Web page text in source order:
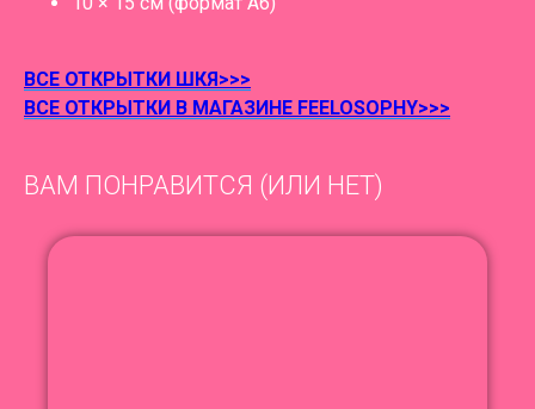
ВСЕ ОТКРЫТКИ ШКЯ>>>
ВСЕ ОТКРЫТКИ В МАГАЗИНЕ FEELOSOPHY>>>
ВАМ ПОНРАВИТСЯ (ИЛИ НЕТ)